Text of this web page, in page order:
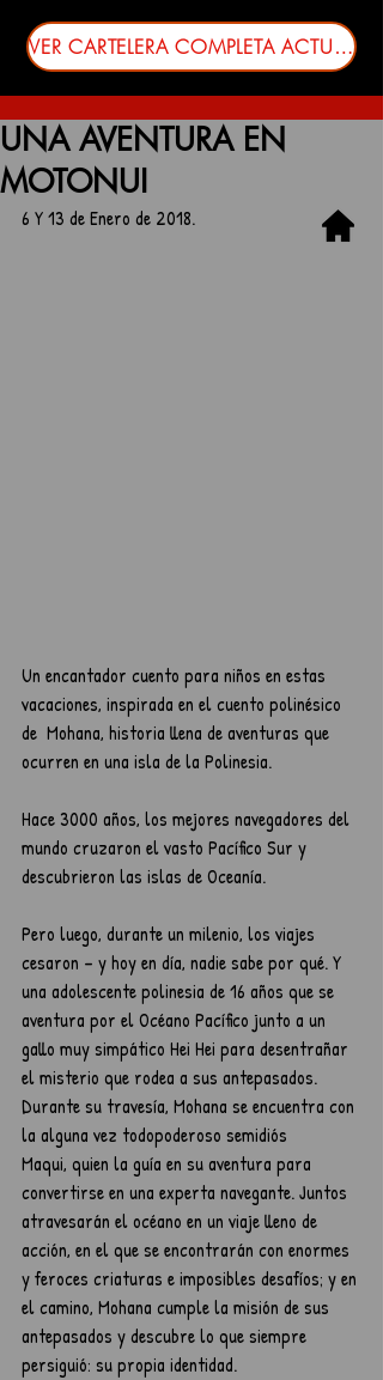
VER CARTELERA COMPLETA ACTUALIZADA
UNA AVENTURA EN
MOTONUI
6 Y 13 de Enero de 2018.
Un encantador cuento para niños en estas
vacaciones, inspirada en el cuento polinésico
de  Mohana, historia llena de aventuras que
ocurren en una isla de la Polinesia.
Hace 3000 años, los mejores navegadores del
mundo cruzaron el vasto Pacífico Sur y
descubrieron las islas de Oceanía.
Pero luego, durante un milenio, los viajes
cesaron – y hoy en día, nadie sabe por qué. Y
una adolescente polinesia de 16 años que se
aventura por el Océano Pacífico junto a un
gallo muy simpático Hei Hei para desentrañar
el misterio que rodea a sus antepasados.
Durante su travesía, Mohana se encuentra con
la alguna vez todopoderoso semidiós
Maqui, quien la guía en su aventura para
convertirse en una experta navegante. Juntos
atravesarán el océano en un viaje lleno de
acción, en el que se encontrarán con enormes
y feroces criaturas e imposibles desafíos; y en
el camino, Mohana cumple la misión de sus
antepasados y descubre lo que siempre
persiguió: su propia identidad.